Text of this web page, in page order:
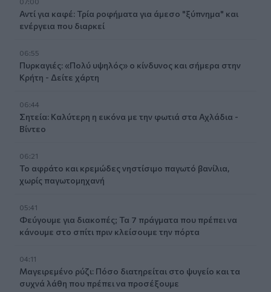
Αντί για καφέ: Τρία ροφήματα για άμεσο "ξύπνημα" και
ενέργεια που διαρκεί
06:55
Πυρκαγιές: «Πολύ υψηλός» ο κίνδυνος και σήμερα στην
Κρήτη - Δείτε χάρτη
06:44
Σητεία: Καλύτερη η εικόνα με την φωτιά στα Αχλάδια -
Βίντεο
06:21
Το αφράτο και κρεμώδες νηστίσιμο παγωτό βανίλια,
χωρίς παγωτομηχανή
05:41
Φεύγουμε για διακοπές; Τα 7 πράγματα που πρέπει να
κάνουμε στο σπίτι πριν κλείσουμε την πόρτα
04:11
Μαγειρεμένο ρύζι: Πόσο διατηρείται στο ψυγείο και τα
συχνά λάθη που πρέπει να προσέξουμε